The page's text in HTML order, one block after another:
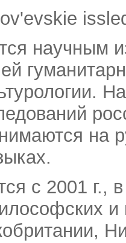
научным
на
с 2001 г.,
и